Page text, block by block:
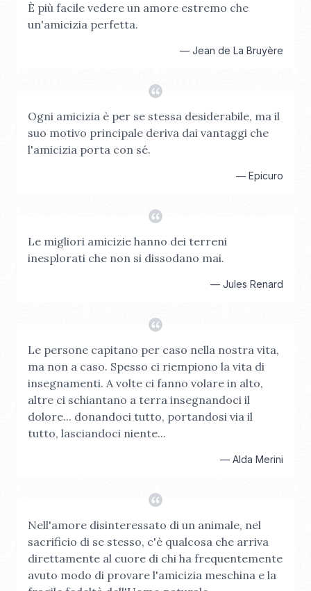
È più facile vedere un amore estremo che
un'amicizia perfetta.
— Jean de La Bruyère
Ogni amicizia è per se stessa desiderabile, ma il
suo motivo principale deriva dai vantaggi che
l'amicizia porta con sé.
— Epicuro
Le migliori amicizie hanno dei terreni
inesplorati che non si dissodano mai.
— Jules Renard
Le persone capitano per caso nella nostra vita,
ma non a caso. Spesso ci riempiono la vita di
insegnamenti. A volte ci fanno volare in alto,
altre ci schiantano a terra insegnandoci il
dolore... donandoci tutto, portandosi via il
tutto, lasciandoci niente...
— Alda Merini
Nell'amore disinteressato di un animale, nel
sacrificio di se stesso, c'è qualcosa che arriva
direttamente al cuore di chi ha frequentemente
avuto modo di provare l'amicizia meschina e la